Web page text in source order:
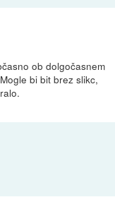
ob dolgočasnem
bi bit brez slikc,